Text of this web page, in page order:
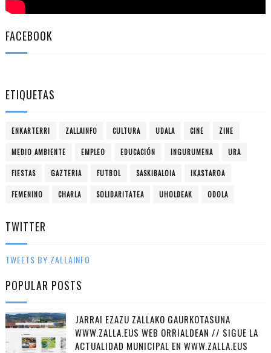
FACEBOOK
ETIQUETAS
ENKARTERRI ZALLAINFO CULTURA UDALA CINE ZINE
MEDIO AMBIENTE EMPLEO EDUCACIÓN INGURUMENA URA
FIESTAS GAZTERIA FUTBOL SASKIBALOIA IKASTAROA
FEMENINO CHARLA SOLIDARITATEA UHOLDEAK ODOLA
TWITTER
TWEETS BY ZALLAINFO
POPULAR POSTS
JARRAI EZAZU ZALLAKO GAURKOTASUNA
WWW.ZALLA.EUS WEB ORRIALDEAN // SIGUE LA
ACTUALIDAD MUNICIPAL EN WWW.ZALLA.EUS